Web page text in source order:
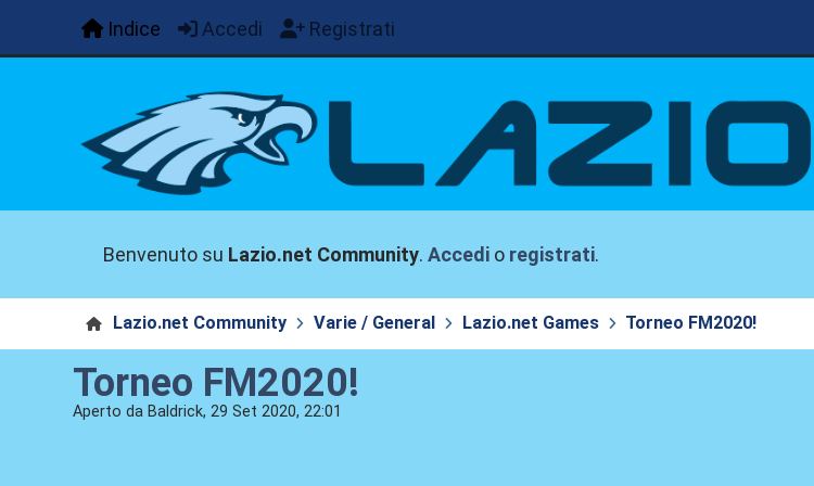
Indice Accedi Registrati
Benvenuto su Lazio.net Community.Accedi o registrati.
Lazio.net Community Varie / General Lazio.net Games Torneo FM2020!
Torneo FM2020!
Aperto da Baldrick, 29 Set 2020, 22:01